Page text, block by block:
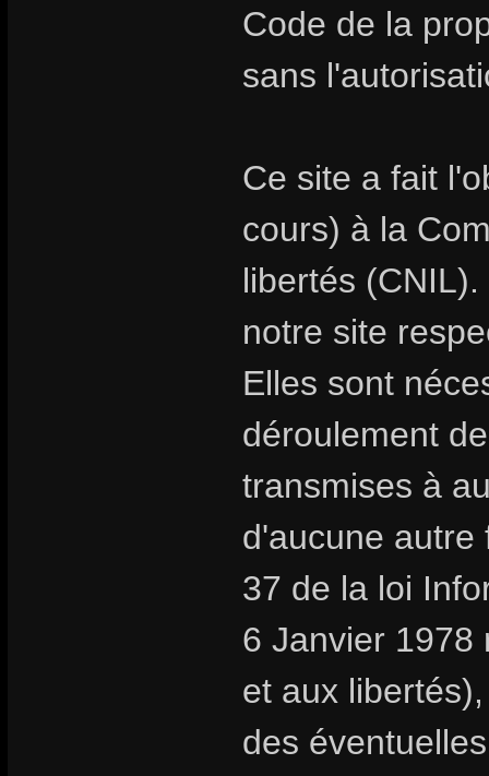
Code de la
sans
Ce site a fait
cours) à la
libertés
notre site
Elles sont
déroulement
transmises à
d'aucune autre
37 de la loi
6 Janvier 1978
et aux
des